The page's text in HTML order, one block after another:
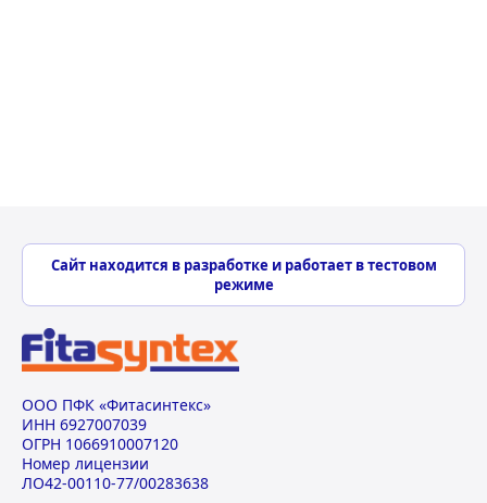
Сайт находится в разработке и работает в тестовом
режиме
ООО ПФК «Фитасинтекс»
ИНН 6927007039
ОГРН 1066910007120
Номер лицензии
ЛО42-00110-77/00283638